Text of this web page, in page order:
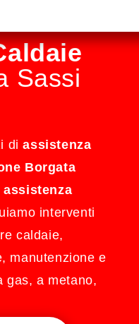
Sassi
diassistenza
Borgata
assistenza
interventi
caldaie,
manutenzione e
gas, a metano,